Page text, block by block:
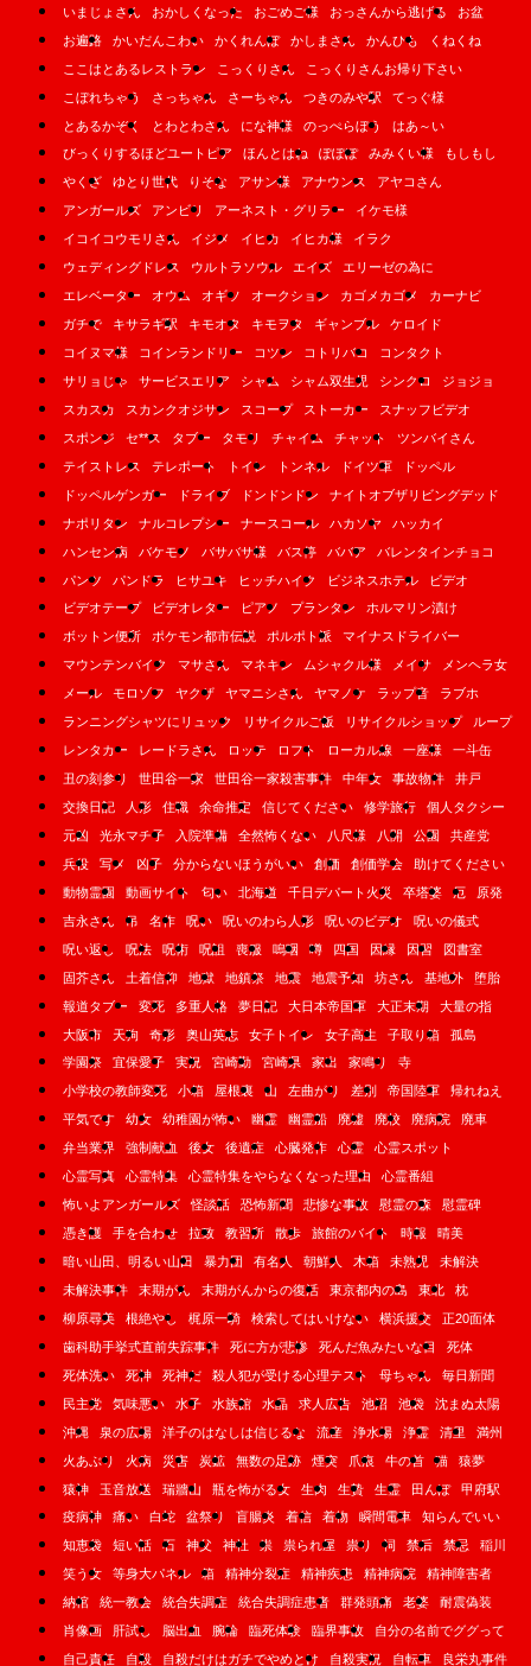
いまじょさん
おかしくなった おごめご様 おっさんから逃げる
お盆
お遍路
かいだんこわい かくれんぼ かしまさん かんひも
くねくね
ここはとあるレストラン
こっくりさん
こっくりさんお帰り下さい
こぼれちゃう
さっちゃん さーちゃん つきのみや駅
てっぐ様
とあるかぞく
とわとわさん にな神様 のっぺらぼう
はあ～い
びっくりするほどユートピア
ほんとはね ぽぽぽ みみくい様
もしもし
やくざ
ゆとり世代 りそな アサン様 アナウンス
アヤコさん
アンガールズ
アンビリ アーネスト・グリラー
イケモ様
イコイコウモリさん
イジメ イヒカ イヒカ様
イラク
ウェディングドレス
ウルトラソウル エイズ
エリーゼの為に
エレベーター
オウム オギソ オークション カゴメカゴメ
カーナビ
ガチで
キサラギ駅 キモオタ キモヲタ ギャンブル
ケロイド
コイヌマ様
コインランドリー コツン コトリバコ
コンタクト
サリョじゃ
サービスエリア シャム シャム双生児 シンクロ
ジョジョ
スカスカ
スカンクオジサン スコープ ストーカー
スナッフビデオ
スポンジ
セ**ス タブー タモリ チャイム チャット
ツンバイさん
テイストレス
テレポート トイレ トンネル ドイツ軍
ドッペル
ドッペルゲンガー
ドライブ ドンドンドン
ナイトオブザリビングデッド
ナポリタン
ナルコレプシー ナースコール ハカソヤ
ハッカイ
ハンセン病
バケモノ バサバサ様 バス停 ババア
バレンタインチョコ
パンツ
パンドラ ヒサユキ ヒッチハイク ビジネスホテル
ビデオ
ビデオテープ
ビデオレター ピアノ プランタン
ホルマリン漬け
ボットン便所
ポケモン都市伝説 ポルポト派
マイナスドライバー
マウンテンバイク
マサさん マネキン ムシャクル様 メイサ
メンヘラ女
メール
モロゾフ ヤクザ ヤマニシさん ヤマノケ ラップ音
ラブホ
ランニングシャツにリュック
リサイクルご飯 リサイクルショップ
ループ
レンタカー
レードラさん ロッテ ロフト ローカル線 一座様
一斗缶
丑の刻参り
世田谷一家 世田谷一家殺害事件 中年女 事故物件
井戸
交換日記
人形 住職 余命推定 信じてください 修学旅行
個人タクシー
元凶
光永マチ子 入院準備 全然怖くない 八尺様 八開 公園
共産党
兵役
写メ 凶子 分からないほうがいい 創価 創価学会
助けてください
動物霊園
動画サイト 匂い 北海道 千日デパート火災 卒塔婆 厄
原発
吉永さん
吊 名作 呪い 呪いのわら人形 呪いのビデオ
呪いの儀式
呪い返し
呪法 呪術 呪詛 喪服 嗚咽 噂 四国 因縁 因習
図書室
固芥さん
土着信仰 地獄 地鎮祭 地震 地震予知 坊さん 基地外
堕胎
報道タブー
変死 多重人格 夢日記 大日本帝国軍 大正末期
大量の指
大阪市
天狗 奇形 奥山英志 女子トイレ 女子高生 子取り箱
孤島
学園祭
宜保愛子 実況 宮崎勤 宮崎県 家出 家鳴り
寺
小学校の教師変死
小箱 屋根裏 山 左曲がり 差別 帝国陸軍
帰れねえ
平気です
幼女 幼稚園が怖い 幽霊 幽霊船 廃墟 廃校 廃病院
廃車
弁当業界
強制献血 後女 後遺症 心臓発作 心霊
心霊スポット
心霊写真
心霊特集 心霊特集をやらなくなった理由
心霊番組
怖いよアンガールズ
怪談話 恐怖新聞 悲惨な事故 慰霊の森
慰霊碑
憑き護
手を合わせ 拉致 教習所 散歩 旅館のバイト 時報
晴美
暗い山田、明るい山田
暴力団 有名人 朝鮮人 木箱 未熟児
未解決
未解決事件
末期がん 末期がんからの復活 東京都内の島 東北
枕
柳原尋美
根絶やし 梶原一騎 検索してはいけない 横浜援交
正20面体
歯科助手挙式直前失踪事件
死に方が悲惨 死んだ魚みたいな目
死体
死体洗い
死神 死神だ 殺人犯が受ける心理テスト 母ちゃん
毎日新聞
民主党
気味悪い 水子 水族館 水晶 求人広告 池沼 池袋
沈まぬ太陽
沖縄
泉の広場 洋子のはなしは信じるな 流産 浄水場 浄霊 清里
満州
火あぶり
火病 災害 炭鉱 無数の足跡 煙突 爪痕 牛の首 猫
猿夢
猿神
玉音放送 瑞牆山 瓶を怖がる女 生肉 生贄 生霊 田んぼ
甲府駅
疫病神
痛い 白蛇 盆祭り 盲腸炎 着信 着物 瞬間電車
知らんでいい
知恵袋
短い話 石 神父 神社 祟 祟られ屋 祟り 祠 禁后 禁忌
稲川
笑う女
等身大パネル 箱 精神分裂症 精神疾患 精神病院
精神障害者
納棺
統一教会 統合失調症 統合失調症患者 群発頭痛 老婆
耐震偽装
肖像画
肝試し 脳出血 腕輪 臨死体験 臨界事故
自分の名前でググって
自己責任
自殺 自殺だけはガチでやめとけ 自殺実況 自転車 良栄丸事件